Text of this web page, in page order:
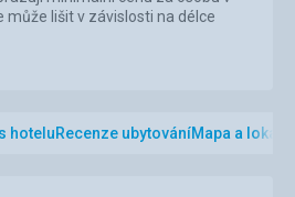
může lišit v závislosti na délce
hoteluRecenze ubytováníMapa a